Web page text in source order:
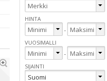
HINTA
-
VUOSIMALLI
-
SIJAINTI